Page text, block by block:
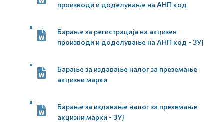
производи и доделување на АНП код
Барање за регистрација на акцизен
производи и доделување на АНП код - ЗУЈ
Барање за издавање налог за преземање
акцизни марки
Барање за издавање налог за преземање
акцизни марки - ЗУЈ